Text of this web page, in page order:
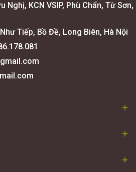
Nghị, KCN VSIP, Phù Chẩn, Từ Sơn,
Tiếp, Bồ Đề, Long Biên, Hà Nội